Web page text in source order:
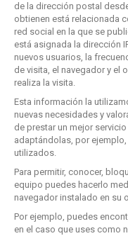
de la dirección postal
obtienen está relacionada
red social en la que se
está asignada la dirección
nuevos usuarios, la
de visita, el navegador y el
realiza la visita.
Esta información la
nuevas necesidades y
de prestar un mejor
adaptándolas, por
utilizados.
Para permitir, conocer,
equipo puedes hacerlo
navegador instalado en su
Por ejemplo, puedes
en el caso que uses como